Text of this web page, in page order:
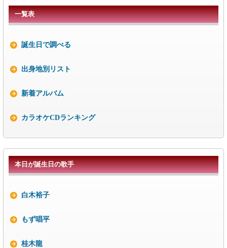
一覧表
誕生日で調べる
出身地別リスト
新着アルバム
カラオケCDランキング
本日が誕生日の歌手
白木裕子
もず唱平
桂木龍